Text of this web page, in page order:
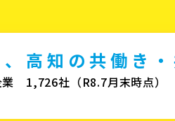
高知の共働き・
1,726社（R8.7月末時点）